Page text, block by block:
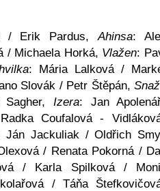
/ Erik Pardus,Ahinsa:
/ Michaela Horká, Vlažen:
: Mária Lalková /
Slovák / Petr Štěpán,
Izera: Jan
Coufalová -
Ján Jackuliak / Oldřich
/ Renata Pokorná /
/ Karla Spilková /
/ Táňa